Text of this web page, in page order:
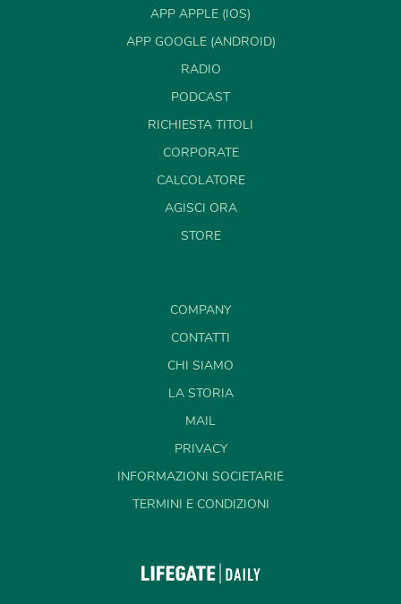
APP APPLE (IOS)
APP GOOGLE (ANDROID)
RADIO
PODCAST
RICHIESTA TITOLI
CORPORATE
CALCOLATORE
AGISCI ORA
STORE
COMPANY
CONTATTI
CHI SIAMO
LA STORIA
MAIL
PRIVACY
INFORMAZIONI SOCIETARIE
TERMINI E CONDIZIONI